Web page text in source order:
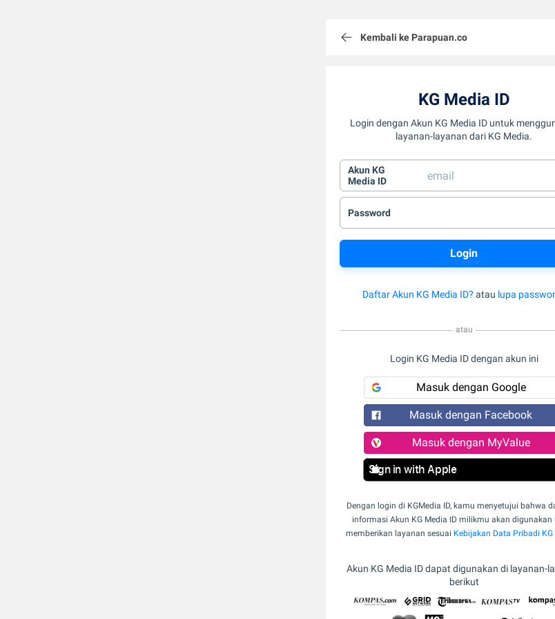
Kembali ke Parapuan.co
KG Media ID
Login dengan Akun KG Media ID untuk
layanan-layanan dari KG Media.
Akun KG
Media ID
Password
Daftar Akun KG Media ID? atau lupa
atau
Login KG Media ID dengan akun ini
Masuk dengan Google
Masuk dengan Facebook
Masuk dengan MyValue
Sign in with Apple
Dengan login di KGMedia ID, kamu menyetujui bahwa
informasi Akun KG Media ID milikmu akan digunakan
memberikan layanan sesuai Kebijakan Data Pribadi KG
Akun KG Media ID dapat digunakan di layanan-
berikut